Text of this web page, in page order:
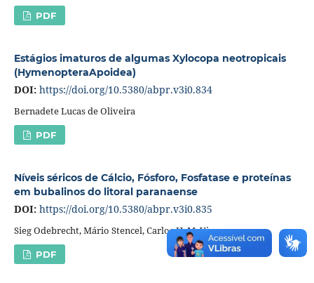
PDF
Estágios imaturos de algumas Xylocopa neotropicais
(HymenopteraApoidea)
DOI: https://doi.org/10.5380/abpr.v3i0.834
Bernadete Lucas de Oliveira
PDF
Níveis séricos de Cálcio, Fósforo, Fosfatase e proteínas
em bubalinos do litoral paranaense
DOI: https://doi.org/10.5380/abpr.v3i0.835
Sieg Odebrecht, Mário Stencel, Carlos H. M. Vianna
PDF